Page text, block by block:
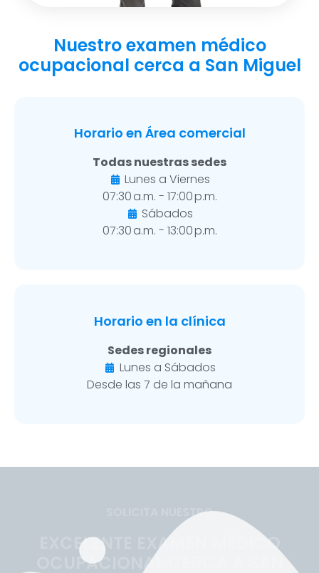
Nuestro examen médico
ocupacional cerca a San Miguel
Horario en Área comercial
Todas nuestras sedes
Lunes a Viernes
07:30 a.m. - 17:00 p.m.
Sábados
07:30 a.m. - 13:00 p.m.
Horario en la clínica
Sedes regionales
Lunes a Sábados
Desde las 7 de la mañana
SOLICITA NUESTRO
EXCELENTE EXAMEN MÉDICO
OCUPACIONAL CERCA A SAN